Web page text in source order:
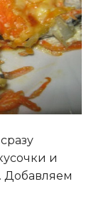
и
Добавляем